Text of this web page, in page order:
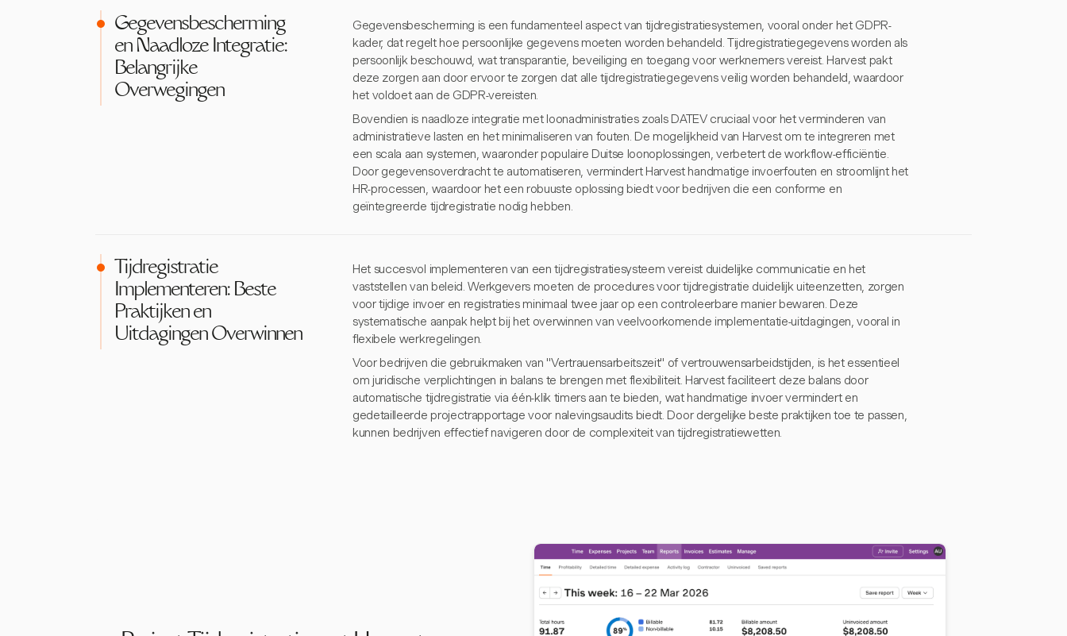
Gegevensbescherming
en Naadloze Integratie:
Belangrijke
Overwegingen
Gegevensbescherming is een fundamenteel aspect van tijdregistratiesystemen, vooral onder het GDPR-
kader, dat regelt hoe persoonlijke gegevens moeten worden behandeld. Tijdregistratiegegevens worden als
persoonlijk beschouwd, wat transparantie, beveiliging en toegang voor werknemers vereist. Harvest pakt
deze zorgen aan door ervoor te zorgen dat alle tijdregistratiegegevens veilig worden behandeld, waardoor
het voldoet aan de GDPR-vereisten.
Bovendien is naadloze integratie met loonadministraties zoals DATEV cruciaal voor het verminderen van
administratieve lasten en het minimaliseren van fouten. De mogelijkheid van Harvest om te integreren met
een scala aan systemen, waaronder populaire Duitse loonoplossingen, verbetert de workflow-efficiëntie.
Door gegevensoverdracht te automatiseren, vermindert Harvest handmatige invoerfouten en stroomlijnt het
HR-processen, waardoor het een robuuste oplossing biedt voor bedrijven die een conforme en
geïntegreerde tijdregistratie nodig hebben.
Tijdregistratie
Implementeren: Beste
Praktijken en
Uitdagingen Overwinnen
Het succesvol implementeren van een tijdregistratiesysteem vereist duidelijke communicatie en het
vaststellen van beleid. Werkgevers moeten de procedures voor tijdregistratie duidelijk uiteenzetten, zorgen
voor tijdige invoer en registraties minimaal twee jaar op een controleerbare manier bewaren. Deze
systematische aanpak helpt bij het overwinnen van veelvoorkomende implementatie-uitdagingen, vooral in
flexibele werkregelingen.
Voor bedrijven die gebruikmaken van "Vertrauensarbeitszeit" of vertrouwensarbeidstijden, is het essentieel
om juridische verplichtingen in balans te brengen met flexibiliteit. Harvest faciliteert deze balans door
automatische tijdregistratie via één-klik timers aan te bieden, wat handmatige invoer vermindert en
gedetailleerde projectrapportage voor nalevingsaudits biedt. Door dergelijke beste praktijken toe te passen,
kunnen bedrijven effectief navigeren door de complexiteit van tijdregistratiewetten.